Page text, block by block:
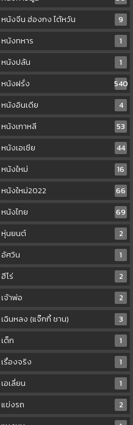
หนังจีน ฮ่องกง ไต้หวัน
9
หนังทหาร
1
หนังปล้น
1
หนังฝรั่ง
540
หนังอินเดีย
4
หนังเกาหลี
53
หนังเอเชีย
44
หนังใหม่
16
หนังใหม่2022
66
หนังไทย
69
หุ่นยนต์
2
อัศวิน
1
ฮีโร่
2
เจ้าพ่อ
2
เฉินหลง (แจ๊กกี้ ชาน)
3
เด็ก
1
เรื่องจริง
1
เอเลี่ยน
1
แข่งรถ
2